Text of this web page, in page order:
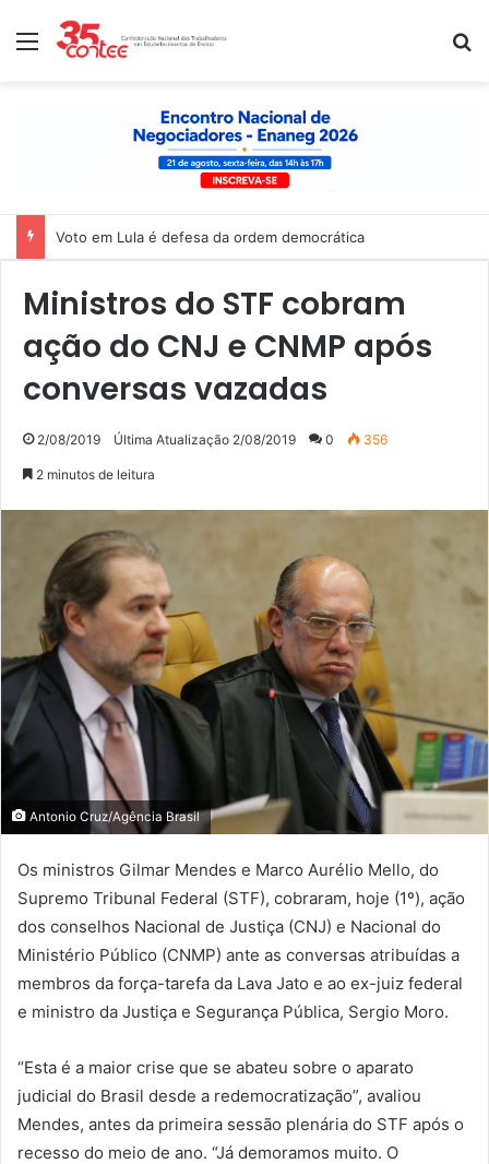
Menu
Voto em Lula é defesa da ordem democrática
Ministros do STF cobram
ação do CNJ e CNMP após
conversas vazadas
2/08/2019 Última Atualização 2/08/2019 0 356
2 minutos de leitura
Antonio Cruz/Agência Brasil
Os ministros Gilmar Mendes e Marco Aurélio Mello, do
Supremo Tribunal Federal (STF), cobraram, hoje (1º), ação
dos conselhos Nacional de Justiça (CNJ) e Nacional do
Ministério Público (CNMP) ante as conversas atribuídas a
membros da força-tarefa da Lava Jato e ao ex-juiz federal
e ministro da Justiça e Segurança Pública, Sergio Moro.
“Esta é a maior crise que se abateu sobre o aparato
judicial do Brasil desde a redemocratização”, avaliou
Mendes, antes da primeira sessão plenária do STF após o
recesso do meio de ano. “Já demoramos muito. O